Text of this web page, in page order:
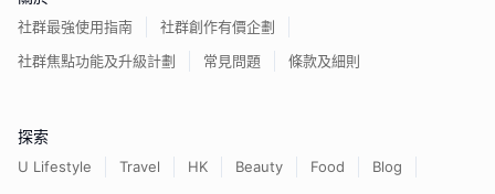
社群最強使用指南
社群創作有價企劃
社群焦點功能及升級計劃
常見問題 條款及細則
探索
U Lifestyle Travel HK Beauty Food
Blog